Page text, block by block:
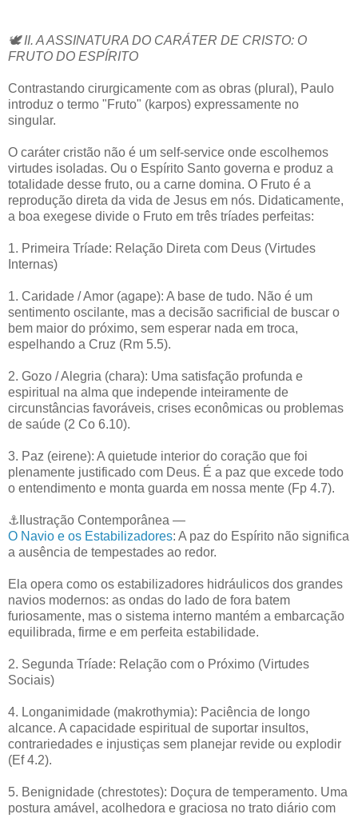
🕊️ II. A ASSINATURA DO CARÁTER DE CRISTO: O
FRUTO DO ESPÍRITO
Contrastando cirurgicamente com as obras (plural), Paulo
introduz o termo "Fruto" (karpos) expressamente no
singular.
O caráter cristão não é um self-service onde escolhemos
virtudes isoladas. Ou o Espírito Santo governa e produz a
totalidade desse fruto, ou a carne domina. O Fruto é a
reprodução direta da vida de Jesus em nós. Didaticamente,
a boa exegese divide o Fruto em três tríades perfeitas:
1. Primeira Tríade: Relação Direta com Deus (Virtudes
Internas)
1. Caridade / Amor (agape): A base de tudo. Não é um
sentimento oscilante, mas a decisão sacrificial de buscar o
bem maior do próximo, sem esperar nada em troca,
espelhando a Cruz (Rm 5.5).
2. Gozo / Alegria (chara): Uma satisfação profunda e
espiritual na alma que independe inteiramente de
circunstâncias favoráveis, crises econômicas ou problemas
de saúde (2 Co 6.10).
3. Paz (eirene): A quietude interior do coração que foi
plenamente justificado com Deus. É a paz que excede todo
o entendimento e monta guarda em nossa mente (Fp 4.7).
⚓Ilustração Contemporânea —
O Navio e os Estabilizadores: A paz do Espírito não significa
a ausência de tempestades ao redor.
Ela opera como os estabilizadores hidráulicos dos grandes
navios modernos: as ondas do lado de fora batem
furiosamente, mas o sistema interno mantém a embarcação
equilibrada, firme e em perfeita estabilidade.
2. Segunda Tríade: Relação com o Próximo (Virtudes
Sociais)
4. Longanimidade (makrothymia): Paciência de longo
alcance. A capacidade espiritual de suportar insultos,
contrariedades e injustiças sem planejar revide ou explodir
(Ef 4.2).
5. Benignidade (chrestotes): Doçura de temperamento. Uma
postura amável, acolhedora e graciosa no trato diário com